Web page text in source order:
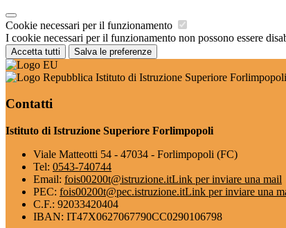
Cookie necessari per il funzionamento
I cookie necessari per il funzionamento non possono essere
Accetta tutti Salva le preferenze
Istituto di Istruzione Superiore Forlimpopoli
Contatti
Istituto di Istruzione Superiore Forlimpopoli
Viale Matteotti 54 - 47034 - Forlimpopoli (FC)
Tel: 0543-740744
Email: fois00200t@istruzione.itLink per inviare una mail
PEC: fois00200t@pec.istruzione.itLink per inviare una
C.F.: 92033420404
IBAN: IT47X0627067790CC0290106798